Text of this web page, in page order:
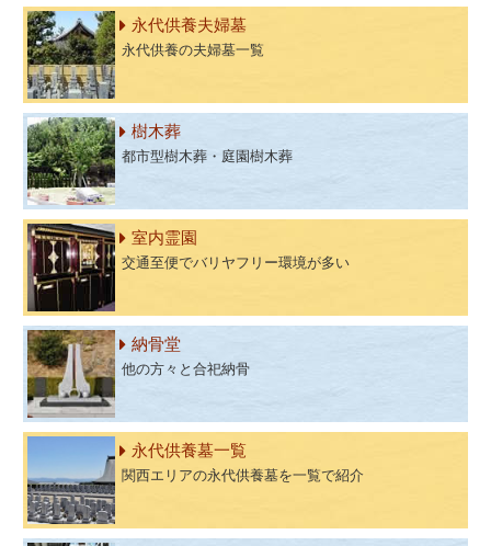
永代供養夫婦墓
永代供養の夫婦墓一覧
樹木葬
都市型樹木葬・庭園樹木葬
室内霊園
交通至便でバリヤフリー環境が多い
納骨堂
他の方々と合祀納骨
永代供養墓一覧
関西エリアの永代供養墓を一覧で紹介